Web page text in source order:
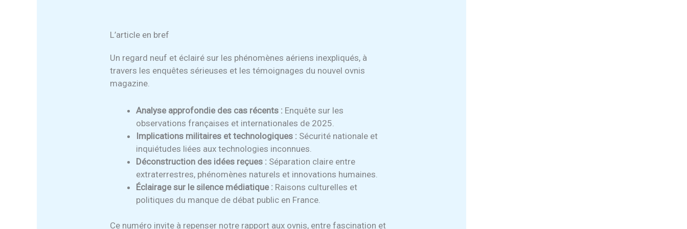
L’article en bref
Un regard neuf et éclairé sur les phénomènes aériens inexpliqués, à
travers les enquêtes sérieuses et les témoignages du nouvel ovnis
magazine.
Analyse approfondie des cas récents : Enquête sur les
observations françaises et internationales de 2025.
Implications militaires et technologiques : Sécurité nationale et
inquiétudes liées aux technologies inconnues.
Déconstruction des idées reçues : Séparation claire entre
extraterrestres, phénomènes naturels et innovations humaines.
Éclairage sur le silence médiatique : Raisons culturelles et
politiques du manque de débat public en France.
Ce numéro invite à repenser notre rapport aux ovnis, entre fascination et